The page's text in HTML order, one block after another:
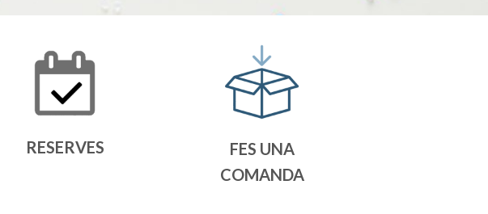
RESERVES
FES UNA
COMANDA